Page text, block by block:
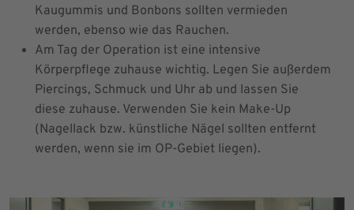
Kaugummis und Bonbons sollten vermieden
werden, ebenso wie das Rauchen.
Am Tag der Operation ist eine intensive
Körperpflege zuhause wichtig. Legen Sie außerdem
Piercings, Schmuck und Uhr ab und lassen Sie
diese zuhause. Verwenden Sie kein Make-Up
(Nagellack bzw. künstliche Nägel sollten entfernt
werden, wenn sie im OP-Gebiet liegen).